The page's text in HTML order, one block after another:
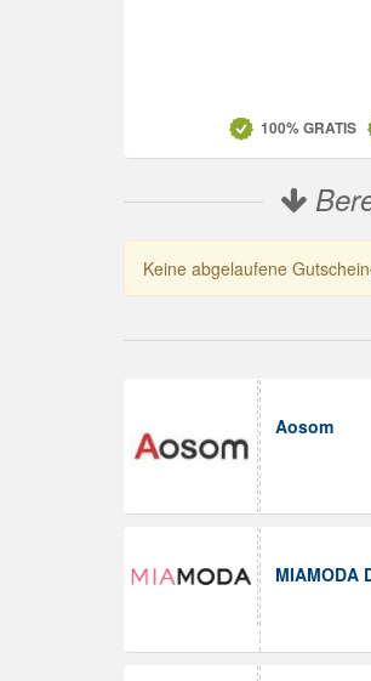
100% GRATIS
Keine abgelaufene
Aosom
MIAMODA